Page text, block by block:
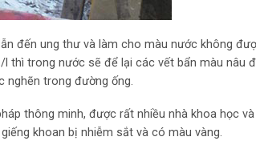
đến ung thư và làm cho màu nước không
thì trong nước sẽ để lại các vết bẩn màu nâu
nghẽn trong đường ống.
thông minh, được rất nhiều nhà khoa học
khoan bị nhiễm sắt và có màu vàng.